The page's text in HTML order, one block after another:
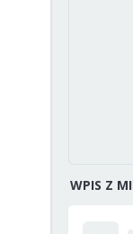
WPIS Z